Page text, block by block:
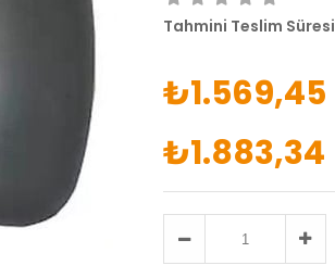
Tahmini Teslim Süresi
₺1.569,45
₺1.883,34